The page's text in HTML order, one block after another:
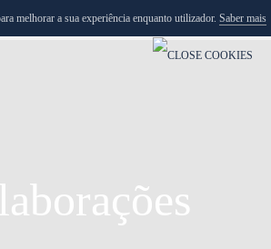
MENU
melhorar a sua experiência enquanto utilizador. Saber mais